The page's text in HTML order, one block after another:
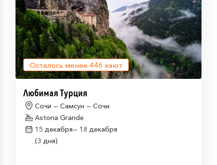
Осталось менее 446 кают
Любимая Турция
Сочи — Самсун — Сочи
Astoria Grande
15 декабря— 18 декабря
(3 дня)